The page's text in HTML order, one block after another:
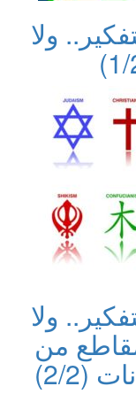
ولا
ولا
من